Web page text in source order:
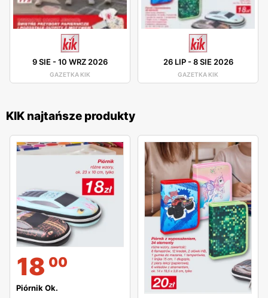
9 SIE-10 WRZ 2026
GAZETKA KIK
26 LIP-8 SIE 2026
GAZETKA KIK
KIK najtańsze produkty
18 00
Piórnik Ok.